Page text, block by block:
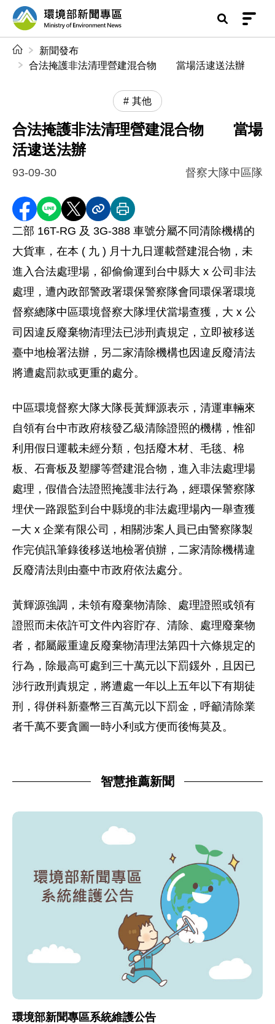
前往中央內容區塊
環境部新聞專區
新聞發布
合法掩護非法清理營建混合物 當場活逮送法辦
其他
合法掩護非法清理營建混合物 當場
活逮送法辦
93-09-30 督察大隊中區隊
分享至 Facebook
分享到 LINE
分享到 X分享內容連結
列印本頁
二部 16T-RG 及 3G-388 車號分屬不同清除機構的
大貨車，在本 ( 九 ) 月十九日運載營建混合物，未
進入合法處理場，卻偷偷運到台中縣大 x 公司非法
處理，遭內政部警政署環保警察隊會同環保署環境
督察總隊中區環境督察大隊埋伏當場查獲，大 x 公
司因違反廢棄物清理法已涉刑責規定，立即被移送
臺中地檢署法辦，另二家清除機構也因違反廢清法
將遭處罰款或更重的處分。
中區環境督察大隊大隊長黃輝源表示，清運車輛來
自領有台中市政府核發乙級清除證照的機構，惟卻
利用假日運載未經分類，包括廢木材、毛毯、棉
板、石膏板及塑膠等營建混合物，進入非法處理場
處理，假借合法證照掩護非法行為，經環保警察隊
埋伏一路跟監到台中縣境的非法處理場內一舉查獲
─大 x 企業有限公司，相關涉案人員已由警察隊製
作完偵訊筆錄後移送地檢署偵辦，二家清除機構違
反廢清法則由臺中市政府依法處分。
黃輝源強調，未領有廢棄物清除、處理證照或領有
證照而未依許可文件內容貯存、清除、處理廢棄物
者，都屬嚴重違反廢棄物清理法第四十六條規定的
行為，除最高可處到三十萬元以下罰鍰外，且因已
涉行政刑責規定，將遭處一年以上五年以下有期徒
刑，得併科新臺幣三百萬元以下罰金，呼籲清除業
者千萬不要貪圖一時小利或方便而後悔莫及。
智慧推薦新聞
環境部新聞專區系統維護公告